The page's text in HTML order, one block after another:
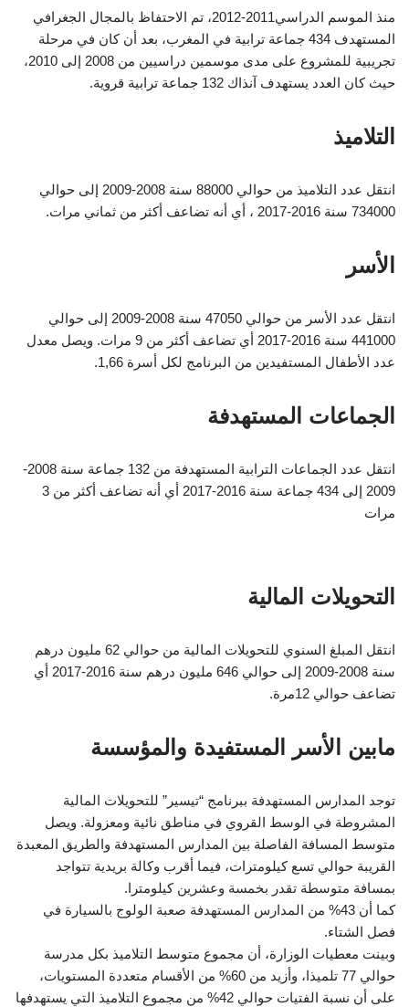
منذ الموسم الدراسي2011-2012، تم الاحتفاظ بالمجال الجغرافي
المستهدف 434 جماعة ترابية في المغرب، بعد أن كان في مرحلة
تجريبية للمشروع على مدى موسمين دراسيين من 2008 إلى 2010،
حيث كان العدد يستهدف آنذاك 132 جماعة ترابية قروية.
التلاميذ
انتقل عدد التلاميذ من حوالي 88000 سنة 2008-2009 إلى حوالي
734000 سنة 2016-2017 ، أي أنه تضاعف أكثر من ثماني مرات.
الأسر
انتقل عدد الأسر من حوالي 47050 سنة 2008-2009 إلى حوالي
441000 سنة 2016-2017 أي تضاعف أكثر من 9 مرات. ويصل معدل
عدد الأطفال المستفيدين من البرنامج لكل أسرة 1,66.
الجماعات المستهدفة
انتقل عدد الجماعات الترابية المستهدفة من 132 جماعة سنة 2008-
2009 إلى 434 جماعة سنة 2016-2017 أي أنه تضاعف أكثر من 3
مرات
التحويلات المالية
انتقل المبلغ السنوي للتحويلات المالية من حوالي 62 مليون درهم
سنة 2008-2009 إلى حوالي 646 مليون درهم سنة 2016-2017 أي
تضاعف حوالي 12مرة.
مابين الأسر المستفيدة والمؤسسة
توجد المدارس المستهدفة ببرنامج “تيسير” للتحويلات المالية
المشروطة في الوسط القروي في مناطق نائية ومعزولة. ويصل
متوسط المسافة الفاصلة بين المدارس المستهدفة والطريق المعبدة
القريبة حوالي تسع كيلومترات، فيما أقرب وكالة بريدية تتواجد
بمسافة متوسطة تقدر بخمسة وعشرين كيلومترا.
كما أن 43% من المدارس المستهدفة صعبة الولوج بالسيارة في
فصل الشتاء.
وبينت معطيات الوزارة، أن مجموع متوسط التلاميذ بكل مدرسة
حوالي 77 تلميذا، وأزيد من 60% من الأقسام متعددة المستويات،
على أن نسبة الفتيات حوالي 42% من مجموع التلاميذ التي يستهدفها